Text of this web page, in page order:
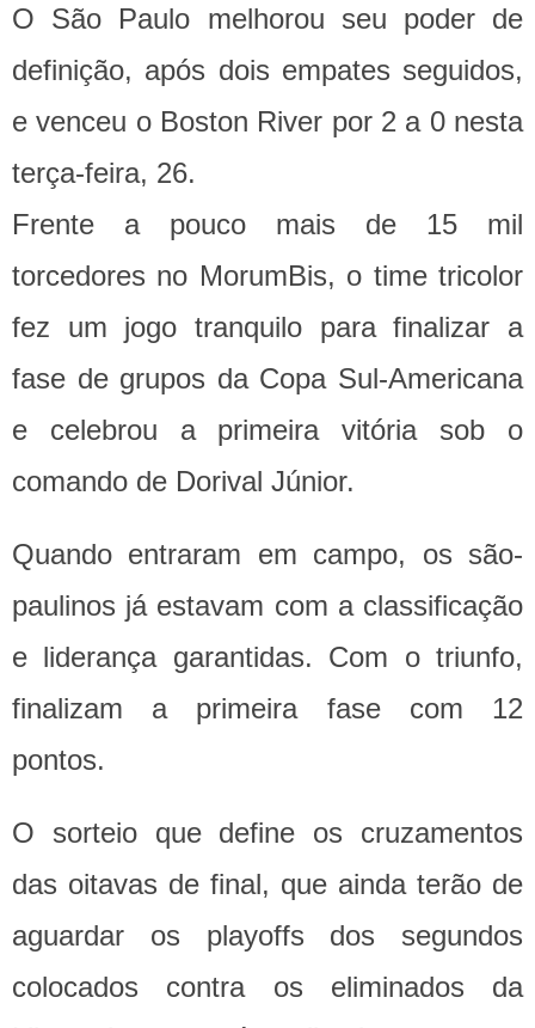
O São Paulo melhorou seu poder de
definição, após dois empates seguidos,
e venceu o Boston River por 2 a 0 nesta
terça-feira, 26.
Frente a pouco mais de 15 mil
torcedores no MorumBis, o time tricolor
fez um jogo tranquilo para finalizar a
fase de grupos da Copa Sul-Americana
e celebrou a primeira vitória sob o
comando de Dorival Júnior.
Quando entraram em campo, os são-
paulinos já estavam com a classificação
e liderança garantidas. Com o triunfo,
finalizam a primeira fase com 12
pontos.
O sorteio que define os cruzamentos
das oitavas de final, que ainda terão de
aguardar os playoffs dos segundos
colocados contra os eliminados da